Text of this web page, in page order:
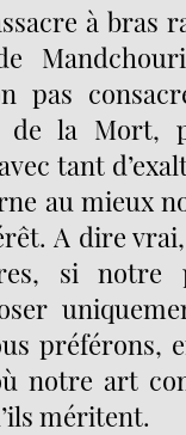
à bras
pas
la Mort,
tant
au mieux
A dire
si notre
préférons,
notre art
méritent.